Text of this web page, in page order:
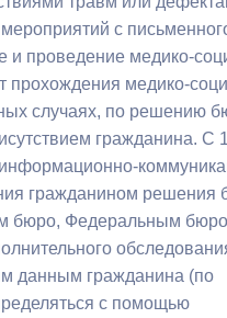
Противодействие
Градостроительная
Формирование
городской среды
Бюджет для граждан
Пространственные
Гражданская оборона в
с
и проведение медико-
прохождения медико-
случаях, по решению
гражданина. С
информационно-
гражданином решения
бюро, Федеральным бюро
данным гражданина (по
с помощью